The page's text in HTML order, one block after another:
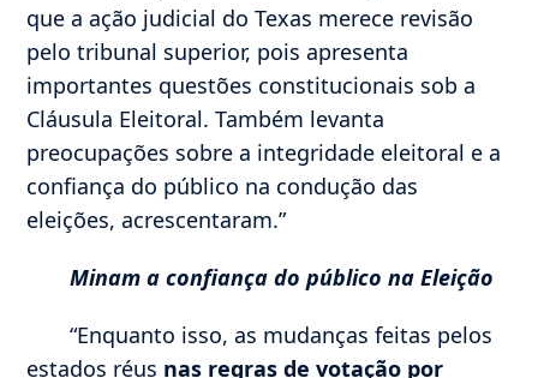
que a ação judicial do Texas merece revisão
pelo tribunal superior, pois apresenta
importantes questões constitucionais sob a
Cláusula Eleitoral. Também levanta
preocupações sobre a integridade eleitoral e a
confiança do público na condução das
eleições, acrescentaram.”
Minam a confiança do público na Eleição
“Enquanto isso, as mudanças feitas pelos
estados réus nas regras de votação por